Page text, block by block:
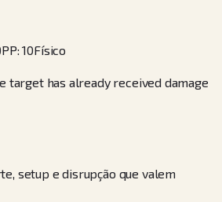
PP:10Físico
target has already received damage
setup e disrupção que valem